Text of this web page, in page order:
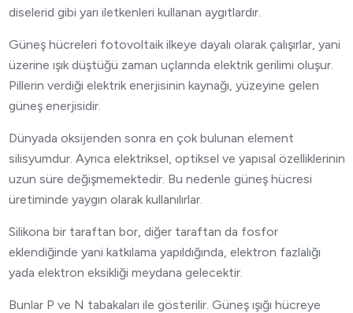
diselerid gibi yarı iletkenleri kullanan aygıtlardır.
Güneş hücreleri fotovoltaik ilkeye dayalı olarak çalışırlar, yani
üzerine ışık düştüğü zaman uçlarında elektrik gerilimi oluşur.
Pillerin verdiği elektrik enerjisinin kaynağı, yüzeyine gelen
güneş enerjisidir.
Dünyada oksijenden sonra en çok bulunan element
silisyumdur. Ayrıca elektriksel, optiksel ve yapısal özelliklerinin
uzun süre değişmemektedir. Bu nedenle güneş hücresi
üretiminde yaygın olarak kullanılırlar.
Silikona bir taraftan bor, diğer taraftan da fosfor
eklendiğinde yani katkılama yapıldığında, elektron fazlalığı
yada elektron eksikliği meydana gelecektir.
Bunlar P ve N tabakaları ile gösterilir. Güneş ışığı hücreye